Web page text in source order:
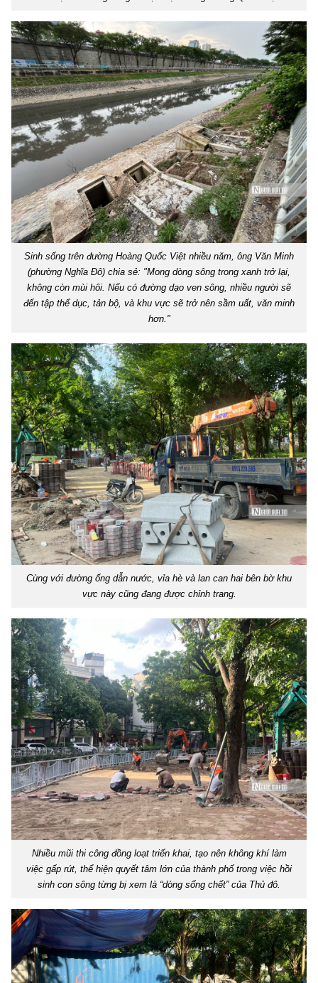
Sinh sống trên đường Hoàng Quốc Việt nhiều năm, ông Văn Minh
(phường Nghĩa Đô) chia sẻ: "Mong dòng sông trong xanh trở lại,
không còn mùi hôi. Nếu có đường dạo ven sông, nhiều người sẽ
đến tập thể dục, tản bộ, và khu vực sẽ trở nên sầm uất, văn minh
hơn."
Cùng với đường ống dẫn nước, vỉa hè và lan can hai bên bờ khu
vực này cũng đang được chỉnh trang.
Nhiều mũi thi công đồng loạt triển khai, tạo nên không khí làm
việc gấp rút, thể hiện quyết tâm lớn của thành phố trong việc hồi
sinh con sông từng bị xem là “dòng sống chết” của Thủ đô.